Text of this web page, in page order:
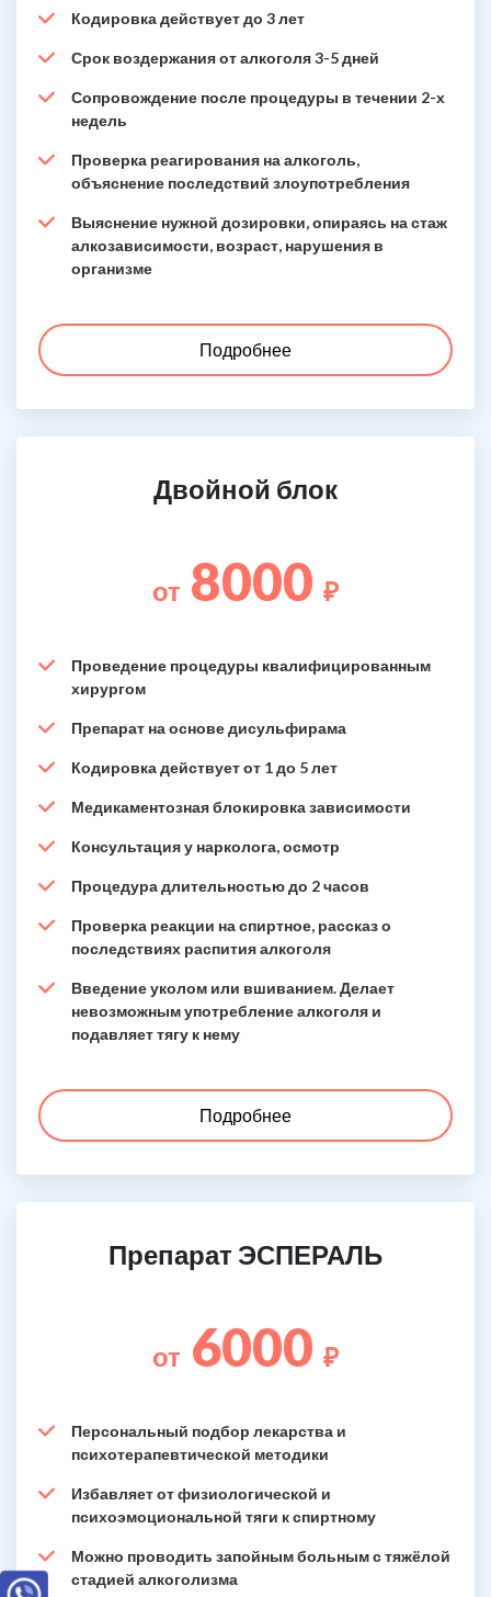
Кодировка действует до 3 лет
Срок воздержания от алкоголя 3-5 дней
Сопровождение после процедуры в течении 2-х
недель
Проверка реагирования на алкоголь,
объяснение последствий злоупотребления
Выяснение нужной дозировки, опираясь на стаж
алкозависимости, возраст, нарушения в
организме
Подробнее
Двойной блок
от 8000 ₽
Проведение процедуры квалифицированным
хирургом
Препарат на основе дисульфирама
Кодировка действует от 1 до 5 лет
Медикаментозная блокировка зависимости
Консультация у нарколога, осмотр
Процедура длительностью до 2 часов
Проверка реакции на спиртное, рассказ о
последствиях распития алкоголя
Введение уколом или вшиванием. Делает
невозможным употребление алкоголя и
подавляет тягу к нему
Подробнее
Препарат ЭСПЕРАЛЬ
от 6000 ₽
Персональный подбор лекарства и
психотерапевтической методики
Избавляет от физиологической и
психоэмоциональной тяги к спиртному
Можно проводить запойным больным с тяжёлой
стадией алкоголизма